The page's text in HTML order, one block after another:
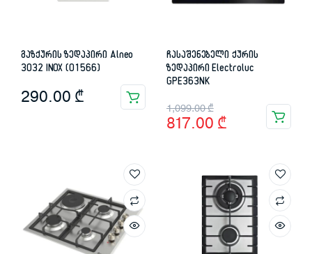
გაზქურის ზედაპირი Alneo
3032 INOX (01566)
290.00 ₾
ჩასაშენებელი ქურის
ზედაპირი Electroluc
GPE363NK
1,099.00₾
Original
price
1,099.00 ₾.
817.00 ₾
Current
price
817.00 ₾.